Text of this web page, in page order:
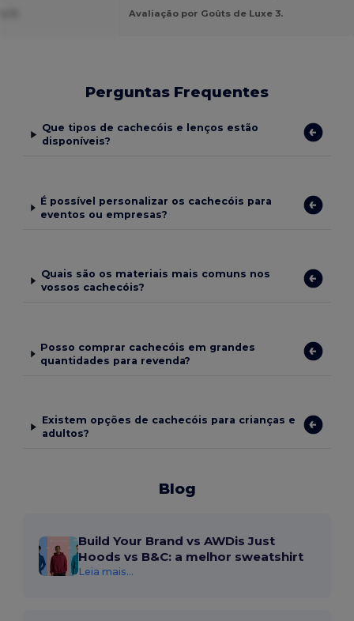
Avaliação por Goûts de Luxe 3.
Perguntas Frequentes
Que tipos de cachecóis e lenços estão
disponíveis?
É possível personalizar os cachecóis para
eventos ou empresas?
Quais são os materiais mais comuns nos
vossos cachecóis?
Posso comprar cachecóis em grandes
quantidades para revenda?
Existem opções de cachecóis para crianças e
adultos?
Blog
Build Your Brand vs AWDis Just
Hoods vs B&C: a melhor sweatshirt
Leia mais...